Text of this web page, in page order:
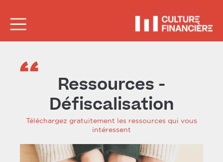
Ressources -
Défiscalisation
Téléchargez gratuitement les ressources qui vous
intéressent